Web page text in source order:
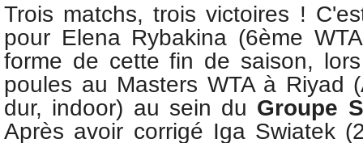
Trois matchs, trois victoires !
pour Elena Rybakina (6ème
forme de cette fin de saison,
poules au Masters WTA à Riyad
dur, indoor) au sein du Groupe
Après avoir corrigé Iga Swiatek